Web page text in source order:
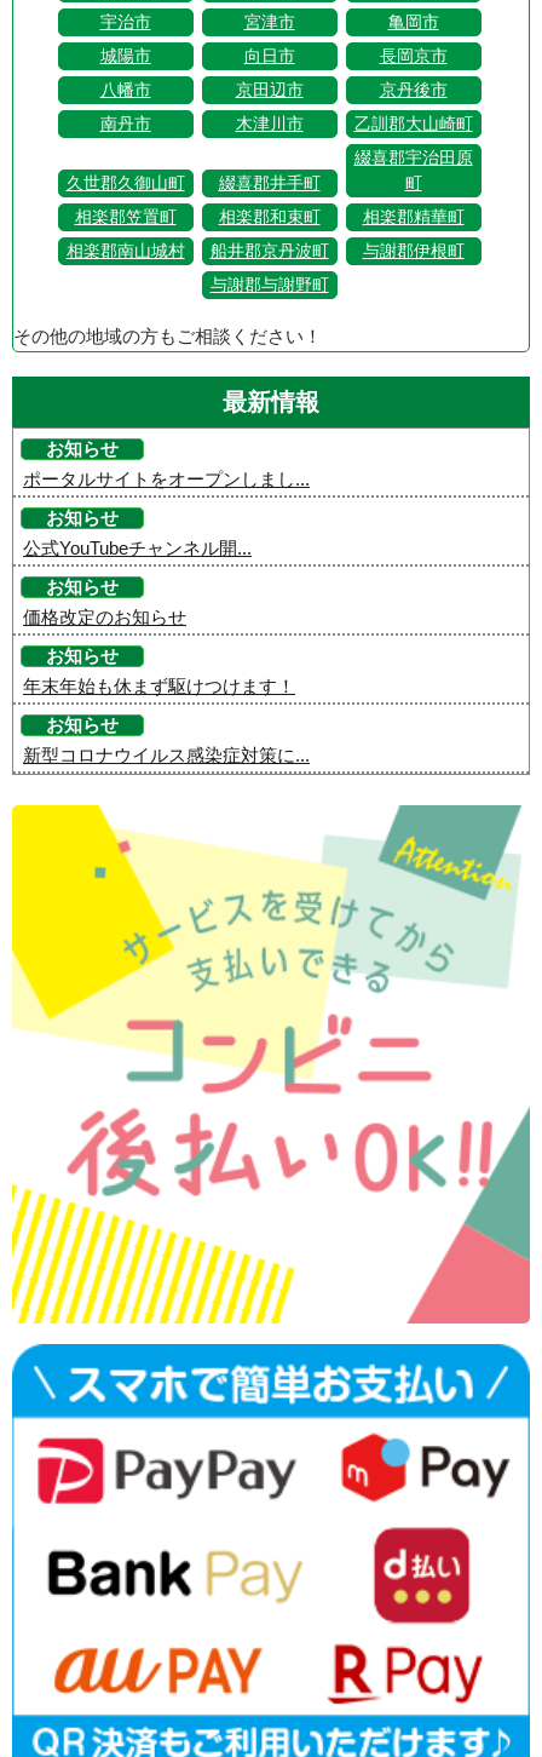
宇治市
宮津市
亀岡市
城陽市
向日市
長岡京市
八幡市
京田辺市
京丹後市
南丹市
木津川市 乙訓郡大山崎町
久世郡久御山町 綴喜郡井手町
綴喜郡宇治田原
町
相楽郡笠置町
相楽郡和束町
相楽郡精華町
相楽郡南山城村
船井郡京丹波町
与謝郡伊根町
与謝郡与謝野町
その他の地域の方もご相談ください！
最新情報
お知らせ
ポータルサイトをオープンしまし...
お知らせ
公式YouTubeチャンネル開...
お知らせ
価格改定のお知らせ
お知らせ
年末年始も休まず駆けつけます！
お知らせ
新型コロナウイルス感染症対策に...